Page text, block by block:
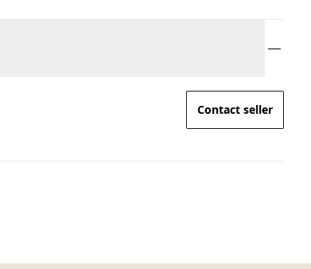
Contact seller